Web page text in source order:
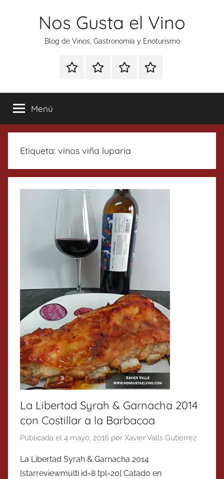
Nos Gusta el Vino
Blog de Vinos, Gastronomía y Enoturismo
Especial
Tonics
Enoturismo
Gastronomía
RankingContacto
Menú
Etiqueta: vinos viña luparia
La Libertad Syrah & Garnacha 2014
con Costillar a la Barbacoa
Publicada el 4 mayo, 2016 por Xavier Valls Gutierrez
La Libertad Syrah & Garnacha 2014
[starreviewmulti id=8 tpl=20] Catado en